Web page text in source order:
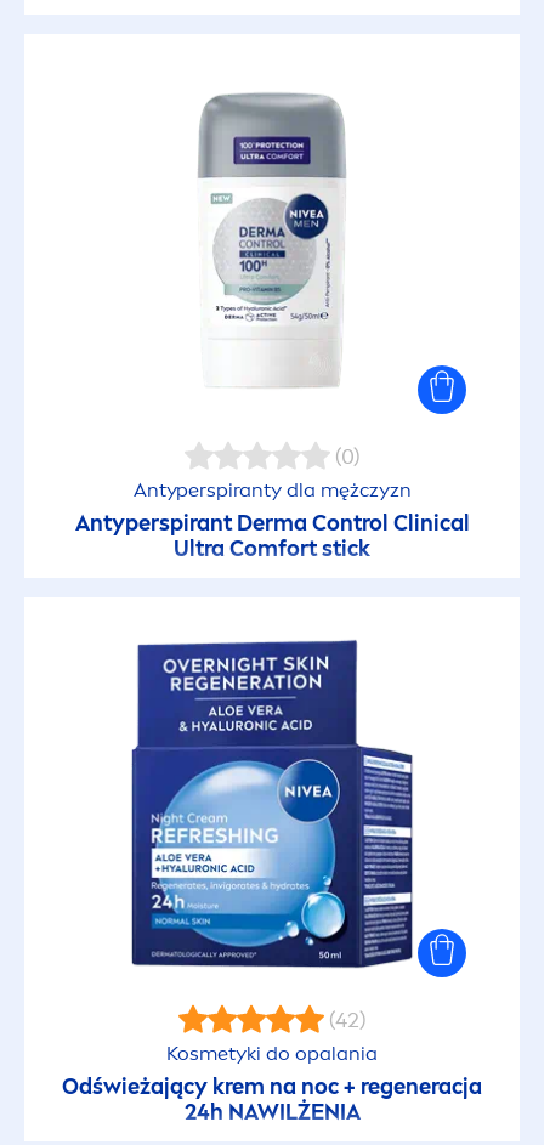
Łagodny dla skóry
Łagodzący
Łagodzi swędzenie
Łagodzi zaczerwienienie
Łatwa aplikacja
Lekka formuła
Lekka konsystencja
Mocne utrwalenie
Nawadniający
Nawilżający
Nawilżone usta
Nie powoduje łzawienia
Nie zatyka porów
Niekomedogenny
(0)
Antyperspiranty dla mężczyzn
Antyperspirant Derma Control Clinical
Ultra Comfort stick
(42)
Kosmetyki do opalania
Odświeżający krem na noc + regeneracja
24h NAWILŻENIA